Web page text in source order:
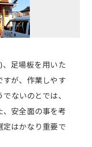
足場板を用いた
すが、作業しやす
ないのとでは、
、安全面の事を考
定はかなり重要で